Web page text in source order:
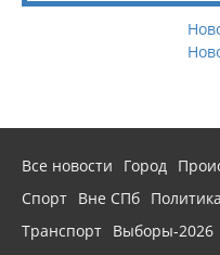
Все новости Город
Спорт Вне СПб Политика
Транспорт Выборы-2026